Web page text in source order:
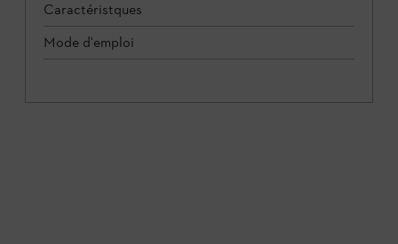
Caractéristques
Mode d'emploi